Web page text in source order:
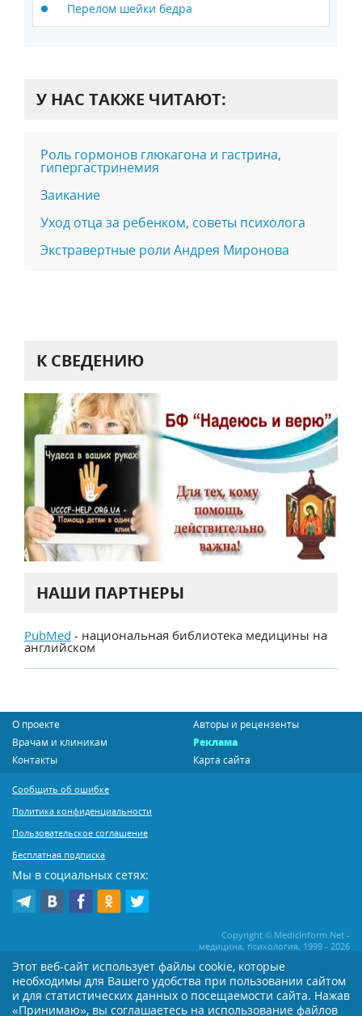
Перелом шейки бедра
У НАС ТАКЖЕ ЧИТАЮТ:
Роль гормонов глюкагона и гастрина,
гипергастринемия
Заикание
Уход отца за ребенком, советы психолога
Экстравертные роли Андрея Миронова
К СВЕДЕНИЮ
НАШИ ПАРТНЕРЫ
PubMed - национальная библиотека медицины на
английском
О проекте
Авторы и рецензенты
Врачам и клиникам
Реклама
Контакты
Карта сайта
Сообщить об ошибке
Политика конфиденциальности
Пользовательское соглашение
Бесплатная подписка
Мы в социальных сетях:
Copyright © MedicInform.Net -
медицина, психология, 1999 - 2026
Копирование или иное распространение статей нашего сайта строго
воспрещается. Копирование раздела "Новости" допускается при наличии
активной открытой для поисковиков ссылки на MedicInform.Net
Этот веб-сайт использует файлы cookie, которые
необходимы для Вашего удобства при пользовании сайтом
и для статистических данных о посещаемости сайта. Нажав
«Принимаю», вы соглашаетесь на использование файлов